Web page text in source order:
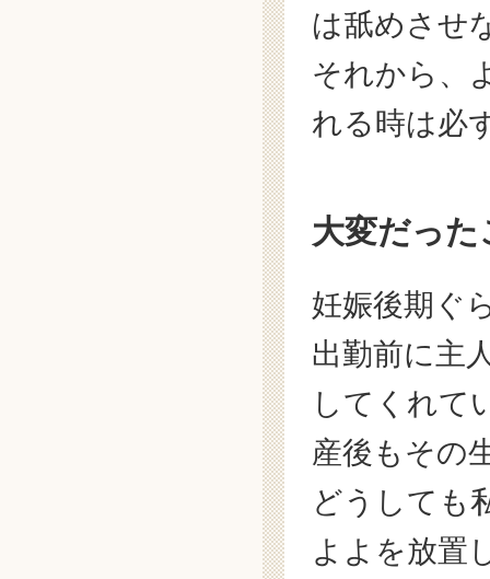
は舐めさせ
それから、
れる時は必
大変だった
妊娠後期ぐ
出勤前に主
してくれて
産後もその
どうしても
よよを放置